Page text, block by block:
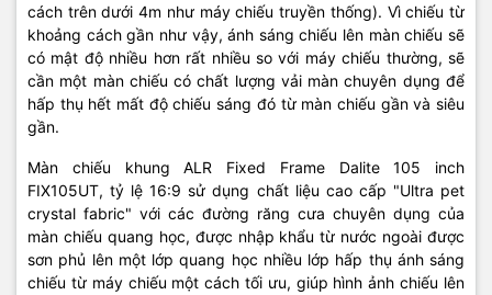
cách trên dưới 4m như máy chiếu truyền thống). Vì chiếu từ
khoảng cách gần như vậy, ánh sáng chiếu lên màn chiếu sẽ
có mật độ nhiều hơn rất nhiều so với máy chiếu thường, sẽ
cần một màn chiếu có chất lượng vải màn chuyên dụng để
hấp thụ hết mất độ chiếu sáng đó từ màn chiếu gần và siêu
gần.
Màn chiếu khung ALR Fixed Frame Dalite 105 inch
FIX105UT, tỷ lệ 16:9 sử dụng chất liệu cao cấp "Ultra pet
crystal fabric" với các đường răng cưa chuyên dụng của
màn chiếu quang học, được nhập khẩu từ nước ngoài được
sơn phủ lên một lớp quang học nhiều lớp hấp thụ ánh sáng
chiếu từ máy chiếu một cách tối ưu, giúp hình ảnh chiếu lên